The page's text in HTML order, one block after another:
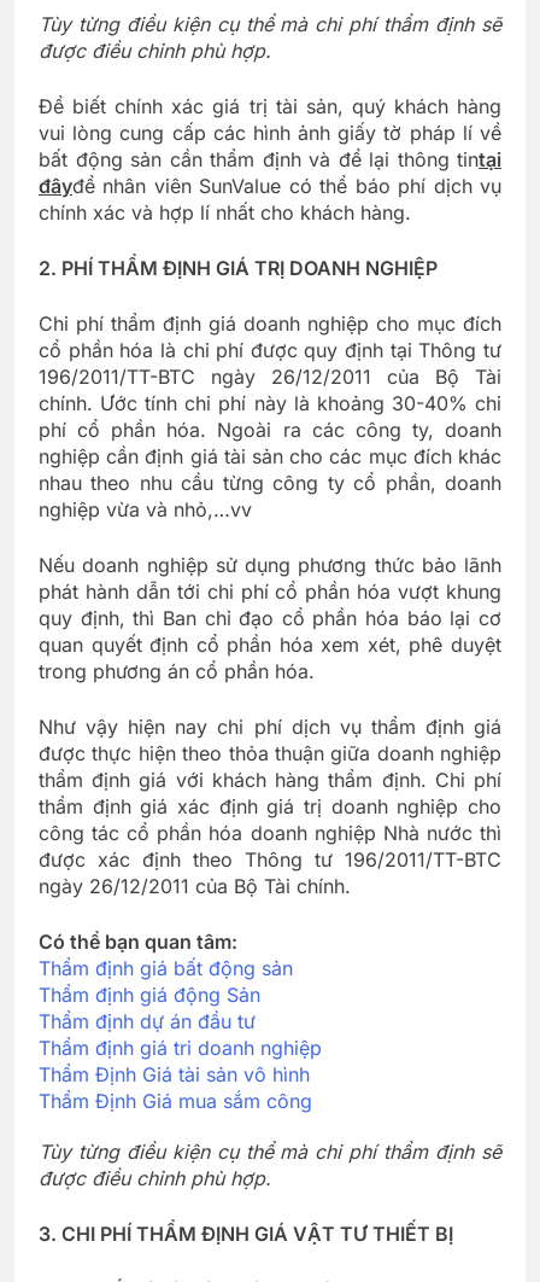
Tùy từng điều kiện cụ thể mà chi phí thẩm định sẽ
được điều chỉnh phù hợp.
Để biết chính xác giá trị tài sản, quý khách hàng
vui lòng cung cấp các hình ảnh giấy tờ pháp lí về
bất động sản cần thẩm định và để lại thông tintại
đâyđể nhân viên SunValue có thể báo phí dịch vụ
chính xác và hợp lí nhất cho khách hàng.
2. PHÍ THẨM ĐỊNH GIÁ TRỊ DOANH NGHIỆP
Chi phí thẩm định giá doanh nghiệp cho mục đích
cổ phần hóa là chi phí được quy định tại Thông tư
196/2011/TT-BTC ngày 26/12/2011 của Bộ Tài
chính. Ước tính chi phí này là khoảng 30-40% chi
phí cổ phần hóa. Ngoài ra các công ty, doanh
nghiệp cần định giá tài sản cho các mục đích khác
nhau theo nhu cầu từng công ty cổ phần, doanh
nghiệp vừa và nhỏ,…vv
Nếu doanh nghiệp sử dụng phương thức bảo lãnh
phát hành dẫn tới chi phí cổ phần hóa vượt khung
quy định, thì Ban chỉ đạo cổ phần hóa báo lại cơ
quan quyết định cổ phần hóa xem xét, phê duyệt
trong phương án cổ phần hóa.
Như vậy hiện nay chi phí dịch vụ thẩm định giá
được thực hiện theo thỏa thuận giữa doanh nghiệp
thẩm định giá với khách hàng thẩm định. Chi phí
thẩm định giá xác định giá trị doanh nghiệp cho
công tác cổ phần hóa doanh nghiệp Nhà nước thì
được xác định theo Thông tư 196/2011/TT-BTC
ngày 26/12/2011 của Bộ Tài chính.
Có thể bạn quan tâm:
Thẩm định giá bất động sản
Thẩm định giá động Sản
Thẩm định dự án đầu tư
Thẩm định giá tri doanh nghiệp
Thẩm Định Giá tài sản vô hình
Thẩm Định Giá mua sắm công
Tùy từng điều kiện cụ thể mà chi phí thẩm định sẽ
được điều chỉnh phù hợp.
3. CHI PHÍ THẨM ĐỊNH GIÁ VẬT TƯ THIẾT BỊ